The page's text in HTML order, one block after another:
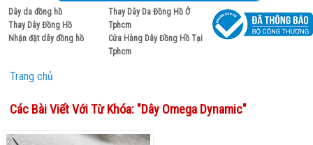
Dây da đồng hồ
Thay Dây Đồng Hồ
Nhận đặt dây đồng hồ
Thay Dây Da Đồng Hồ Ở
Tphcm
Cửa Hàng Dây Đồng Hồ Tại
Tphcm
Trang chủ
Các Bài Viết Với Từ Khóa: "Dây Omega Dynamic"